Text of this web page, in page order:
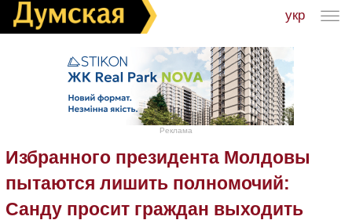
укр
Реклама
Избранного президента Молдовы
пытаются лишить полномочий:
Санду просит граждан выходить